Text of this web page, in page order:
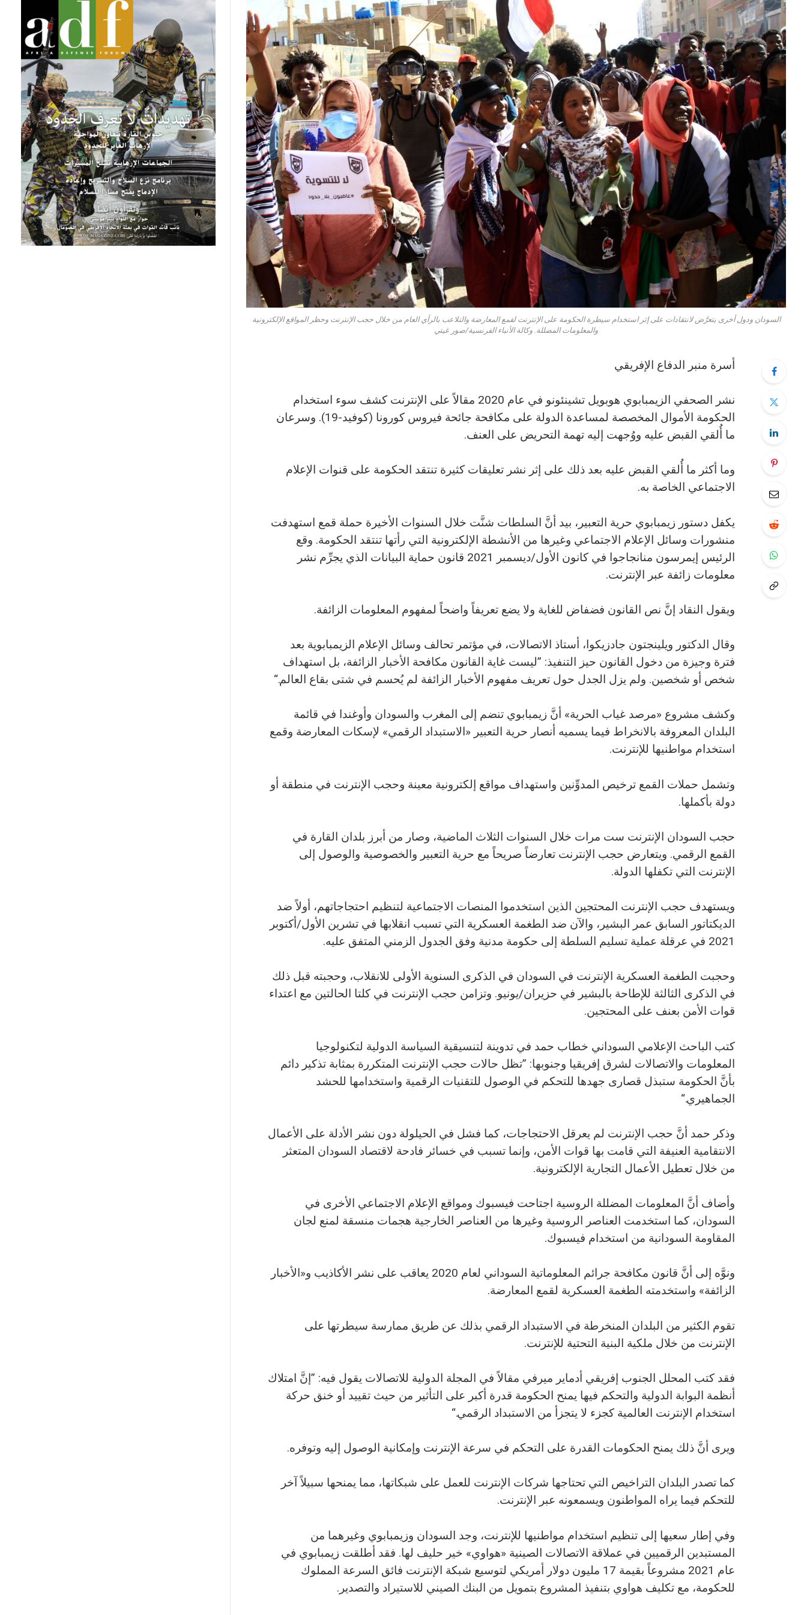
السودان ودول أخرى يتعرَّض لانتقادات على إثر استخدام سيطرة الحكومة على الإنترنت لقمع المعارضة والتلاعب بالرأي العام من خلال حجب الإنترنت وحظر المواقع الإلكترونية
والمعلومات المضللة. وكالة الأنباء الفرنسية/صور غيتي
أسرة منبر الدفاع الإفريقي
نشر الصحفي الزيمبابوي هوبويل تشينئونو في عام 2020 مقالاً على الإنترنت كشف سوء استخدام
الحكومة الأموال المخصصة لمساعدة الدولة على مكافحة جائحة فيروس كورونا (كوفيد-19). وسرعان
ما أُلقي القبض عليه ووُجهت إليه تهمة التحريض على العنف.
وما أكثر ما أُلقي القبض عليه بعد ذلك على إثر نشر تعليقات كثيرة تنتقد الحكومة على قنوات الإعلام
الاجتماعي الخاصة به.
يكفل دستور زيمبابوي حرية التعبير، بيد أنَّ السلطات شنَّت خلال السنوات الأخيرة حملة قمع استهدفت
منشورات وسائل الإعلام الاجتماعي وغيرها من الأنشطة الإلكترونية التي رأتها تنتقد الحكومة. وقع
الرئيس إيمرسون منانجاجوا في كانون الأول/ديسمبر 2021 قانون حماية البيانات الذي يجرِّم نشر
معلومات زائفة عبر الإنترنت.
ويقول النقاد إنَّ نص القانون فضفاض للغاية ولا يضع تعريفاً واضحاً لمفهوم المعلومات الزائفة.
وقال الدكتور ويلينجتون جادزيكوا، أستاذ الاتصالات، في مؤتمر تحالف وسائل الإعلام الزيمبابوية بعد
فترة وجيزة من دخول القانون حيز التنفيذ: ”ليست غاية القانون مكافحة الأخبار الزائفة، بل استهداف
شخص أو شخصين. ولم يزل الجدل حول تعريف مفهوم الأخبار الزائفة لم يُحسم في شتى بقاع العالم.“
وكشف مشروع «مرصد غياب الحرية» أنَّ زيمبابوي تنضم إلى المغرب والسودان وأوغندا في قائمة
البلدان المعروفة بالانخراط فيما يسميه أنصار حرية التعبير «الاستبداد الرقمي» لإسكات المعارضة وقمع
استخدام مواطنيها للإنترنت.
وتشمل حملات القمع ترخيص المدوِّنين واستهداف مواقع إلكترونية معينة وحجب الإنترنت في منطقة أو
دولة بأكملها.
حجب السودان الإنترنت ست مرات خلال السنوات الثلاث الماضية، وصار من أبرز بلدان القارة في
القمع الرقمي. ويتعارض حجب الإنترنت تعارضاً صريحاً مع حرية التعبير والخصوصية والوصول إلى
الإنترنت التي تكفلها الدولة.
ويستهدف حجب الإنترنت المحتجين الذين استخدموا المنصات الاجتماعية لتنظيم احتجاجاتهم، أولاً ضد
الديكتاتور السابق عمر البشير، والآن ضد الطغمة العسكرية التي تسبب انقلابها في تشرين الأول/أكتوبر
2021 في عرقلة عملية تسليم السلطة إلى حكومة مدنية وفق الجدول الزمني المتفق عليه.
وحجبت الطغمة العسكرية الإنترنت في السودان في الذكرى السنوية الأولى للانقلاب، وحجبته قبل ذلك
في الذكرى الثالثة للإطاحة بالبشير في حزيران/يونيو. وتزامن حجب الإنترنت في كلتا الحالتين مع اعتداء
قوات الأمن بعنف على المحتجين.
كتب الباحث الإعلامي السوداني خطاب حمد في تدوينة لتنسيقية السياسة الدولية لتكنولوجيا
المعلومات والاتصالات لشرق إفريقيا وجنوبها: ”تظل حالات حجب الإنترنت المتكررة بمثابة تذكير دائم
بأنَّ الحكومة ستبذل قصارى جهدها للتحكم في الوصول للتقنيات الرقمية واستخدامها للحشد
الجماهيري.“
وذكر حمد أنَّ حجب الإنترنت لم يعرقل الاحتجاجات، كما فشل في الحيلولة دون نشر الأدلة على الأعمال
الانتقامية العنيفة التي قامت بها قوات الأمن، وإنما تسبب في خسائر فادحة لاقتصاد السودان المتعثر
من خلال تعطيل الأعمال التجارية الإلكترونية.
وأضاف أنَّ المعلومات المضللة الروسية اجتاحت فيسبوك ومواقع الإعلام الاجتماعي الأخرى في
السودان، كما استخدمت العناصر الروسية وغيرها من العناصر الخارجية هجمات منسقة لمنع لجان
المقاومة السودانية من استخدام فيسبوك.
ونوَّه إلى أنَّ قانون مكافحة جرائم المعلوماتية السوداني لعام 2020 يعاقب على نشر الأكاذيب و«الأخبار
الزائفة» واستخدمته الطغمة العسكرية لقمع المعارضة.
تقوم الكثير من البلدان المنخرطة في الاستبداد الرقمي بذلك عن طريق ممارسة سيطرتها على
الإنترنت من خلال ملكية البنية التحتية للإنترنت.
فقد كتب المحلل الجنوب إفريقي أدماير ميرفي مقالاً في المجلة الدولية للاتصالات يقول فيه: ”إنَّ امتلاك
أنظمة البوابة الدولية والتحكم فيها يمنح الحكومة قدرة أكبر على التأثير من حيث تقييد أو خنق حركة
استخدام الإنترنت العالمية كجزء لا يتجزأ من الاستبداد الرقمي.“
ويرى أنَّ ذلك يمنح الحكومات القدرة على التحكم في سرعة الإنترنت وإمكانية الوصول إليه وتوفره.
كما تصدر البلدان التراخيص التي تحتاجها شركات الإنترنت للعمل على شبكاتها، مما يمنحها سبيلاً آخر
للتحكم فيما يراه المواطنون ويسمعونه عبر الإنترنت.
وفي إطار سعيها إلى تنظيم استخدام مواطنيها للإنترنت، وجد السودان وزيمبابوي وغيرهما من
المستبدين الرقميين في عملاقة الاتصالات الصينية «هواوي» خير حليف لها. فقد أطلقت زيمبابوي في
عام 2021 مشروعاً بقيمة 17 مليون دولار أمريكي لتوسيع شبكة الإنترنت فائق السرعة المملوك
للحكومة، مع تكليف هواوي بتنفيذ المشروع بتمويل من البنك الصيني للاستيراد والتصدير.